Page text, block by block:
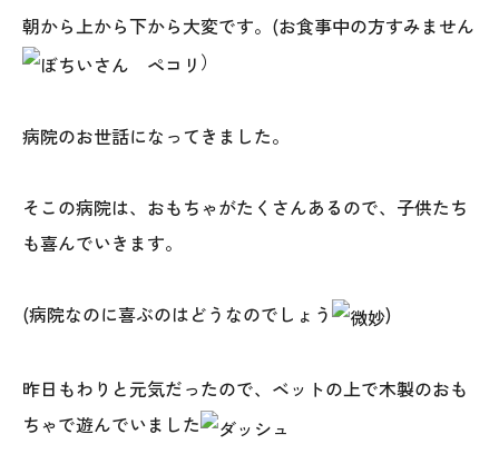
上越スタジオ
オレンジフェア
協力会社の皆様へ
朝から上から下から大変です。(お食事中の方すみません
）
病院のお世話になってきました。
そこの病院は、おもちゃがたくさんあるので、子供たち
も喜んでいきます。
(病院なのに喜ぶのはどうなのでしょう )
昨日もわりと元気だったので、ベットの上で木製のおも
ちゃで遊んでいました